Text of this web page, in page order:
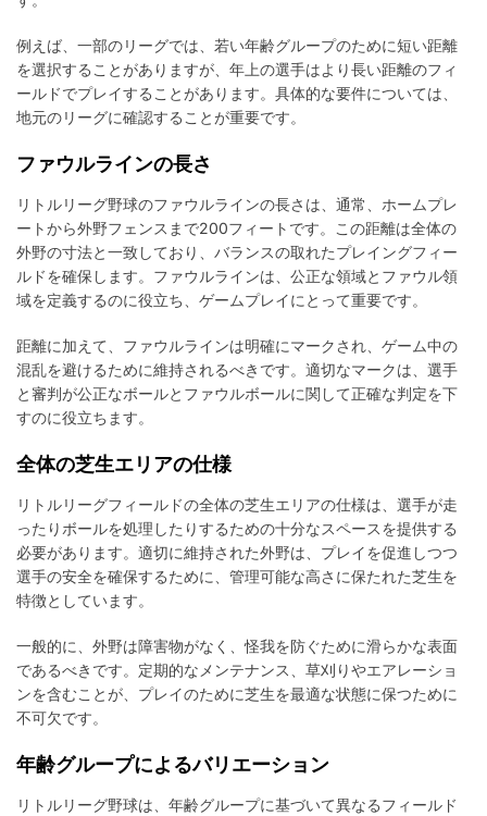
例えば、一部のリーグでは、若い年齢グループのために短い距離
を選択することがありますが、年上の選手はより長い距離のフィ
ールドでプレイすることがあります。具体的な要件については、
地元のリーグに確認することが重要です。
ファウルラインの長さ
リトルリーグ野球のファウルラインの長さは、通常、ホームプレ
ートから外野フェンスまで200フィートです。この距離は全体の
外野の寸法と一致しており、バランスの取れたプレイングフィー
ルドを確保します。ファウルラインは、公正な領域とファウル領
域を定義するのに役立ち、ゲームプレイにとって重要です。
距離に加えて、ファウルラインは明確にマークされ、ゲーム中の
混乱を避けるために維持されるべきです。適切なマークは、選手
と審判が公正なボールとファウルボールに関して正確な判定を下
すのに役立ちます。
全体の芝生エリアの仕様
リトルリーグフィールドの全体の芝生エリアの仕様は、選手が走
ったりボールを処理したりするための十分なスペースを提供する
必要があります。適切に維持された外野は、プレイを促進しつつ
選手の安全を確保するために、管理可能な高さに保たれた芝生を
特徴としています。
一般的に、外野は障害物がなく、怪我を防ぐために滑らかな表面
であるべきです。定期的なメンテナンス、草刈りやエアレーショ
ンを含むことが、プレイのために芝生を最適な状態に保つために
不可欠です。
年齢グループによるバリエーション
リトルリーグ野球は、年齢グループに基づいて異なるフィールド